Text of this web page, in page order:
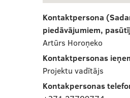
Kontaktpersona
piedāvājumiem,
Artūrs Horoņeko
Kontaktpersonas
Projektu vadītājs
Kontakpersonas